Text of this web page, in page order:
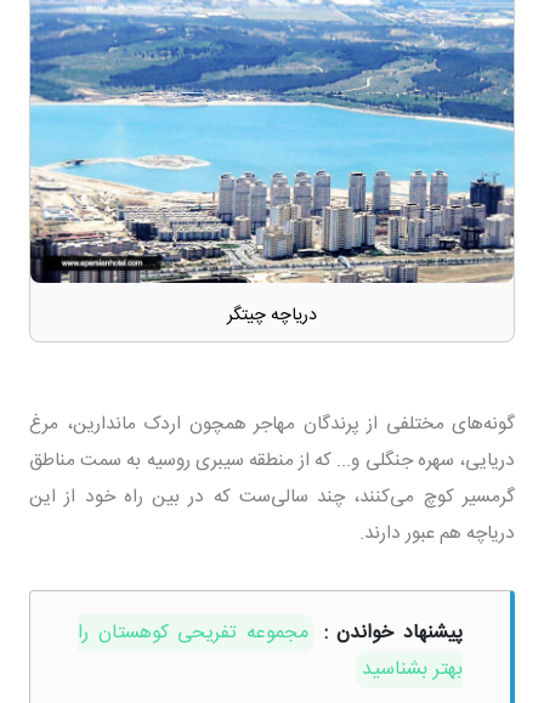
دریاچه چیتگر
گونه‌های مختلفی از پرندگان مهاجر همچون اردک ماندارین، مرغ
دریایی، سهره جنگلی و... که از منطقه سیبری روسیه به سمت مناطق
گرمسیر کوچ می‌کنند، چند سالی‌ست که در بین راه خود از این
دریاچه هم عبور دارند.
پیشنهاد خواندن : مجموعه تفریحی کوهستان را
بهتر بشناسید